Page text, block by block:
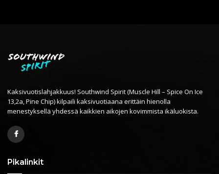
Kaksivuotislahjakkuus! Southwind Spirit (Muscle Hill – Spice On Ice
13,2a, Pine Chip) kilpaili kaksivuotiaana erittäin hienolla
menestyksellä yhdessä kaikkien aikojen kovimmista ikäluokista.
Pikalinkit